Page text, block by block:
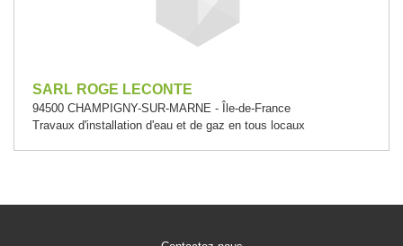
SARL ROGE LECONTE
94500 CHAMPIGNY-SUR-MARNE - Île-de-France
Travaux d'installation d'eau et de gaz en tous locaux